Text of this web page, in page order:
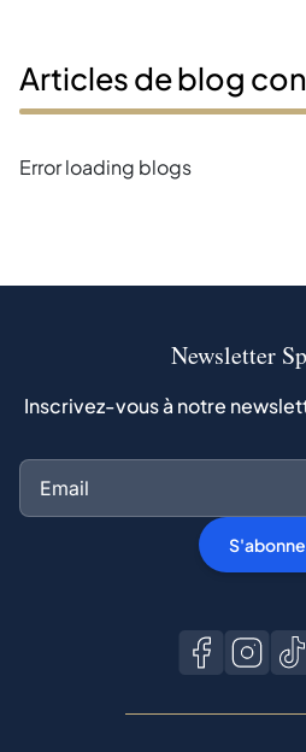
Articles de blog
Error loading blogs
Newsletter
Inscrivez-vous à notre